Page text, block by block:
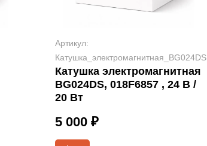
Артикул:
Катушка_электромагнитная_BG024DS
Катушка электромагнитная
BG024DS, 018F6857 , 24 В /
20 Вт
5 000 ₽